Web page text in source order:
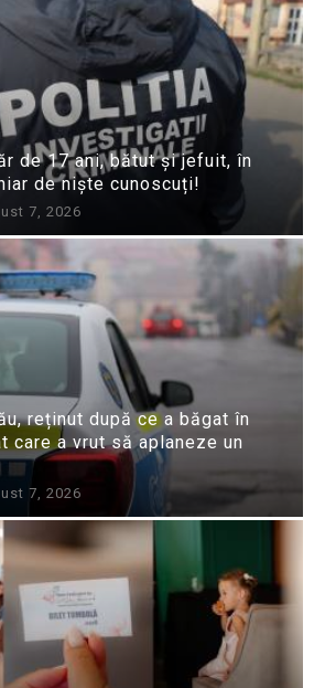
de 17 ani, bătut și jefuit, în
de niște cunoscuți!
7, 2026
reținut după ce a băgat în
care a vrut să aplaneze un
7, 2026